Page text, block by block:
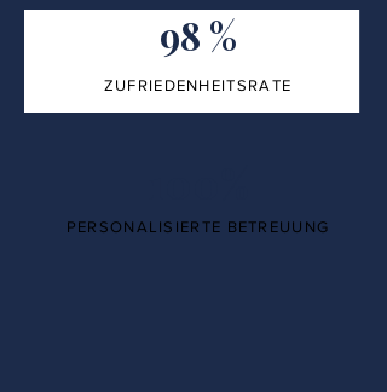
98 %
ZUFRIEDENHEITSRATE
PERSONALISIERTE BETREUUNG